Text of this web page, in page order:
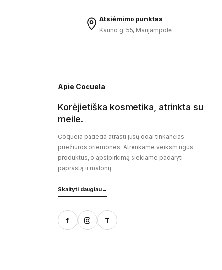
Atsiėmimo punktas
Kauno g. 55, Marijampolė
Apie Coquela
Korėjietiška kosmetika, atrinkta su
meile.
Coquela padeda atrasti jūsų odai tinkančias
priežiūros priemones. Atrenkame veiksmingus
produktus, o apsipirkimą siekiame padaryti
paprastą ir malonų.
Skaityti daugiau→
f T